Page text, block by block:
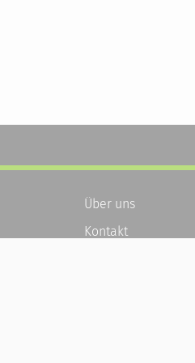
Über uns
Kontakt